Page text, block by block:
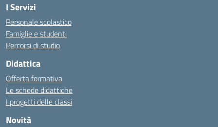
I Servizi
Personale scolastico
Famiglie e studenti
Percorsi di studio
Didattica
Offerta formativa
Le schede didattiche
I progetti delle classi
Novità